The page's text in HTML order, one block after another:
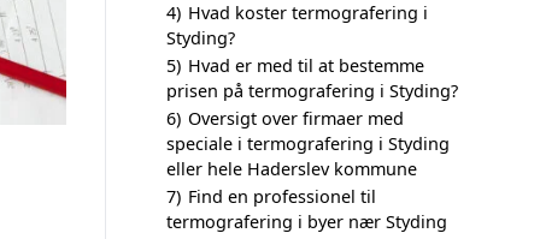
4) Hvad koster termografering i
Styding?
5) Hvad er med til at bestemme
prisen på termografering i Styding?
6) Oversigt over firmaer med
speciale i termografering i Styding
eller hele Haderslev kommune
7) Find en professionel til
termografering i byer nær Styding